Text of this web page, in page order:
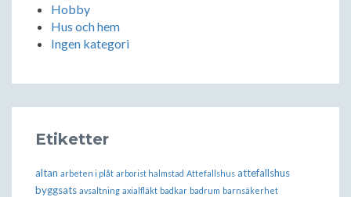
Hobby
Hus och hem
Ingen kategori
Etiketter
altan arbeten i plåt arborist halmstad Attefallshus attefallshus
byggsats avsaltning axialfläkt badkar badrum barnsäkerhet